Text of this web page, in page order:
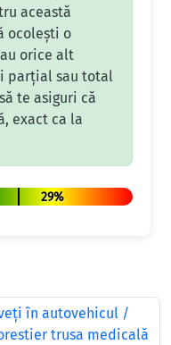
această
ocolești o
orice alt
parțial sau total
te asiguri că
exact ca la
29%
în autovehicul /
trusa medicală